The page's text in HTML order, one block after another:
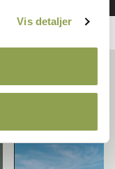
Vis detaljer